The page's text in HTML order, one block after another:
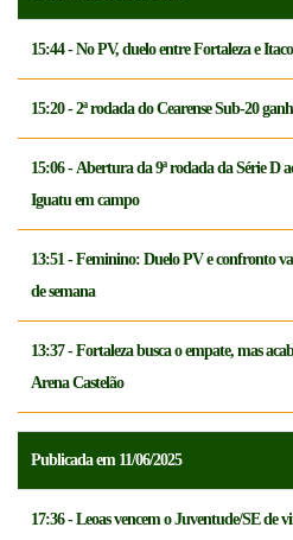
15:44 - No PV, duelo entre Fortaleza e
15:20 - 2ª rodada do Cearense Sub-20
15:06 - Abertura da 9ª rodada da Série D
Iguatu em campo
13:51 - Feminino: Duelo PV e confronto
de semana
13:37 - Fortaleza busca o empate, mas
Arena Castelão
Publicada em 11/06/2025
17:36 - Leoas vencem o Juventude/SE de